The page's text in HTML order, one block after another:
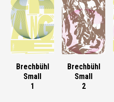
Brechbühl
Small
1
Brechbühl
Small
2